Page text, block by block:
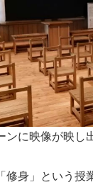
ンに映像が映し
修身」という授